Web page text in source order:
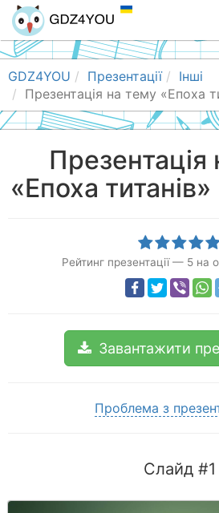
GDZ4YOU Презентації
Інші
Презентація на тему «Епоха
Презентація
«Епоха титанів»
Рейтинг презентації — 5 на
Завантажити
Проблема з
Слайд #1